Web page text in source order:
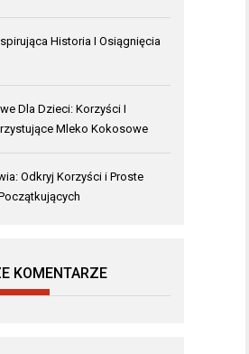
Historia I Osiągnięcia
Dla Dzieci: Korzyści I
Mleko Kokosowe
Odkryj Korzyści i Proste
KOMENTARZE